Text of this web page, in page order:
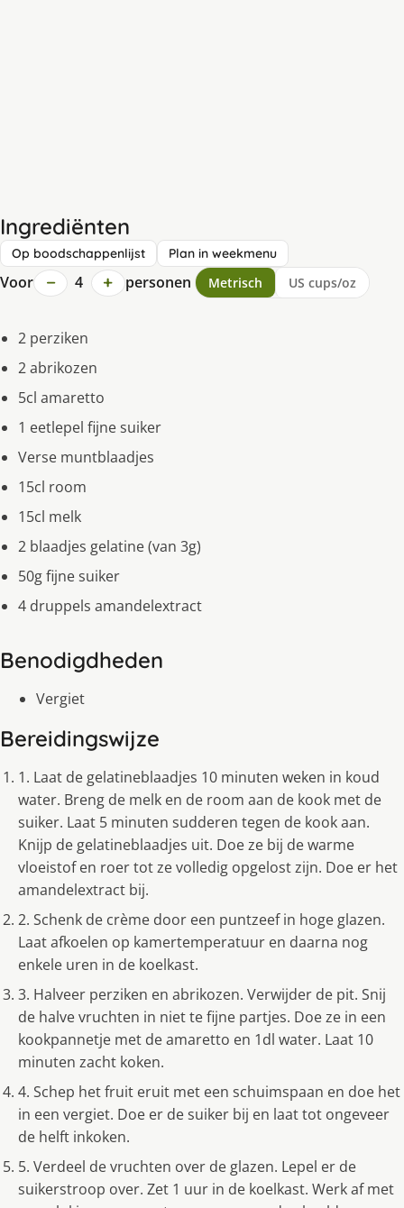
Ingrediënten
Op boodschappenlijst Plan in weekmenu
Voor − 4 + personen Metrisch US cups/oz
2 perziken
2 abrikozen
5cl amaretto
1 eetlepel fijne suiker
Verse muntblaadjes
15cl room
15cl melk
2 blaadjes gelatine (van 3g)
50g fijne suiker
4 druppels amandelextract
Benodigdheden
Vergiet
Bereidingswijze
1. Laat de gelatineblaadjes 10 minuten weken in koud
water. Breng de melk en de room aan de kook met de
suiker. Laat 5 minuten sudderen tegen de kook aan.
Knijp de gelatineblaadjes uit. Doe ze bij de warme
vloeistof en roer tot ze volledig opgelost zijn. Doe er het
amandelextract bij.
2. Schenk de crème door een puntzeef in hoge glazen.
Laat afkoelen op kamertemperatuur en daarna nog
enkele uren in de koelkast.
3. Halveer perziken en abrikozen. Verwijder de pit. Snij
de halve vruchten in niet te fijne partjes. Doe ze in een
kookpannetje met de amaretto en 1dl water. Laat 10
minuten zacht koken.
4. Schep het fruit eruit met een schuimspaan en doe het
in een vergiet. Doe er de suiker bij en laat tot ongeveer
de helft inkoken.
5. Verdeel de vruchten over de glazen. Lepel er de
suikerstroop over. Zet 1 uur in de koelkast. Werk af met